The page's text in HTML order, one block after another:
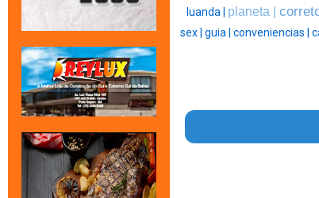
luanda | planeta |
sex | guia | conveniencias |